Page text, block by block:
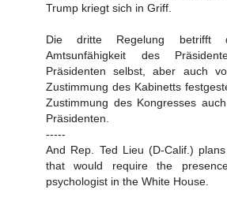
Trump kriegt sich in Griff.
Die dritte Regelung betrifft
Amtsunfähigkeit des
Präsidenten selbst, aber auch
Zustimmung des Kabinetts
Zustimmung des Kongresses
Präsidenten.
-----
And Rep. Ted Lieu (D-Calif.)
that would require the
psychologist in the White House.